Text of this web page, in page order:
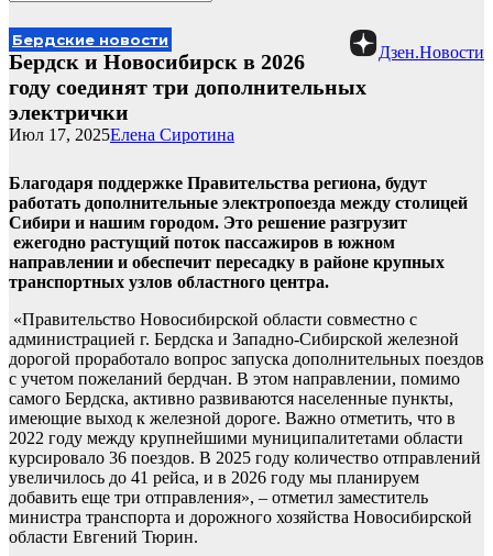
Дзен.Новости
Бердские новости
Бердск и Новосибирск в 2026
году соединят три дополнительных
электрички
Елена Сиротина
Июл 17, 2025
Благодаря поддержке Правительства региона, будут
работать дополнительные электропоезда между столицей
Сибири и нашим городом. Это решение разгрузит
ежегодно растущий поток пассажиров в южном
направлении и обеспечит пересадку в районе крупных
транспортных узлов областного центра.
«Правительство Новосибирской области совместно с
администрацией г. Бердска и Западно-Сибирской железной
дорогой проработало вопрос запуска дополнительных поездов
с учетом пожеланий бердчан. В этом направлении, помимо
самого Бердска, активно развиваются населенные пункты,
имеющие выход к железной дороге. Важно отметить, что в
2022 году между крупнейшими муниципалитетами области
курсировало 36 поездов. В 2025 году количество отправлений
увеличилось до 41 рейса, и в 2026 году мы планируем
добавить еще три отправления», – отметил заместитель
министра транспорта и дорожного хозяйства Новосибирской
области Евгений Тюрин.